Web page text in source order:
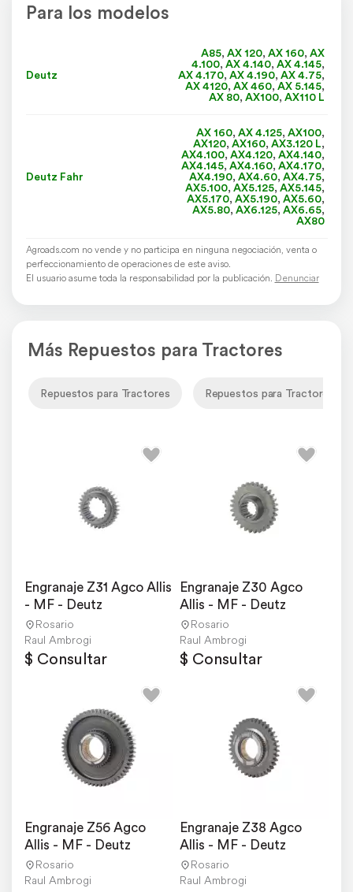
Para los modelos
Deutz
A85, AX 120, AX 160, AX
4.100, AX 4.140, AX 4.145,
AX 4.170, AX 4.190, AX 4.75,
AX 4120, AX 460, AX 5.145,
AX 80, AX100, AX110 L
Deutz Fahr
AX 160, AX 4.125, AX100,
AX120, AX160, AX3.120 L,
AX4.100, AX4.120, AX4.140,
AX4.145, AX4.160, AX4.170,
AX4.190, AX4.60, AX4.75,
AX5.100, AX5.125, AX5.145,
AX5.170, AX5.190, AX5.60,
AX5.80, AX6.125, AX6.65,
AX80
Agroads.com no vende y no participa en ninguna negociación, venta o
perfeccionamiento de operaciones de este aviso.
El usuario asume toda la responsabilidad por la publicación. Denunciar
Más Repuestos para Tractores
Repuestos para Tractores Repuestos para Tractores
Engranaje Z31 Agco Allis
- MF - Deutz
Rosario
Raul Ambrogi
$ Consultar
Engranaje Z30 Agco
Allis - MF - Deutz
Rosario
Raul Ambrogi
$ Consultar
Engranaje Z56 Agco
Allis - MF - Deutz
Rosario
Raul Ambrogi
Engranaje Z38 Agco
Allis - MF - Deutz
Rosario
Raul Ambrogi